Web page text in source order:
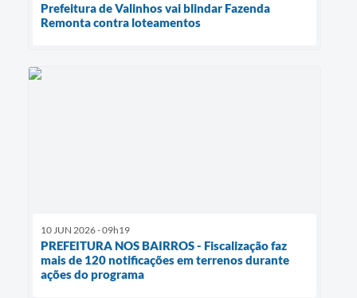
Prefeitura de Valinhos vai blindar Fazenda
Remonta contra loteamentos
10 JUN 2026 - 09h19
PREFEITURA NOS BAIRROS - Fiscalização faz
mais de 120 notificações em terrenos durante
ações do programa